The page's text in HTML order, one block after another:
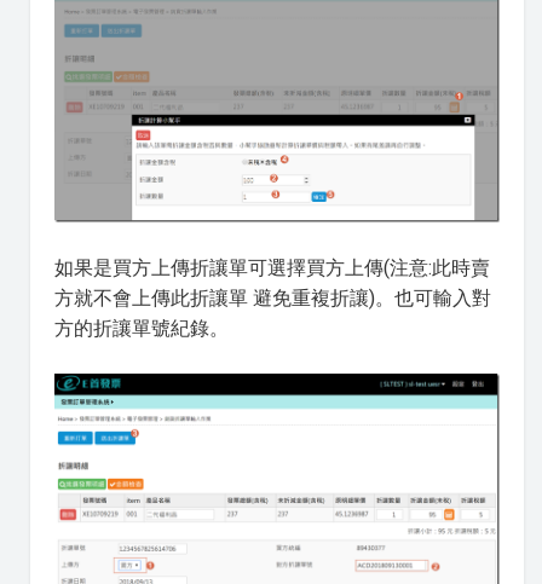
如果是買方上傳折讓單可選擇買方上傳(注意:此時賣
方就不會上傳此折讓單 避免重複折讓)。也可輸入對
方的折讓單號紀錄。